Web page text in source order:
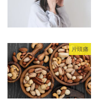
片頭痛